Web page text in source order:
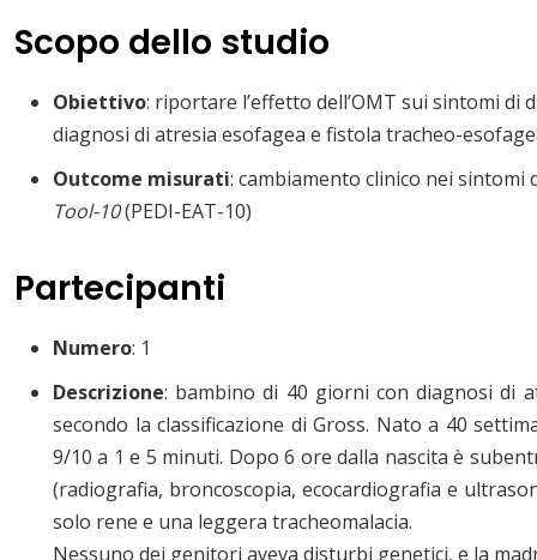
Scopo dello studio
Obiettivo: riportare l’effetto dell’OMT sui sintomi
diagnosi di atresia esofagea e fistola tracheo-
Outcome misurati: cambiamento clinico nei
Tool-10(PEDI-EAT-10)
Partecipanti
Numero: 1
Descrizione: bambino di 40 giorni con diagnosi di
secondo la classificazione di Gross. Nato a 40
9/10 a 1 e 5 minuti. Dopo 6 ore dalla nascita è
(radiografia, broncoscopia, ecocardiografia e
solo rene e una leggera tracheomalacia.
Nessuno dei genitori aveva disturbi genetici, e la